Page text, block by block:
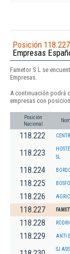
Posición 118.227
Empresas
Fametor S L se
Empresas.
A continuación podrá
empresas con
Posición
Nacional
118.222
118.223
SL
118.224
118.225
118.226
118.227
118.228
118.229 ANTI
SJ